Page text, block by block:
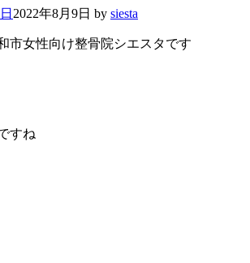
2022年8月9日 by siesta
市女性向け整骨院シエスタです
すね